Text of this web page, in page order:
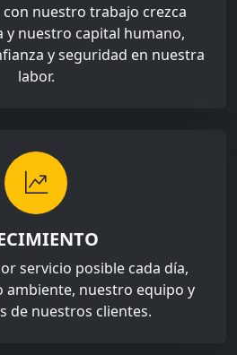
nuestro trabajo crezca
y nuestro capital humano,
y seguridad en nuestra
labor.
servicio posible cada día,
ambiente, nuestro equipo y
de nuestros clientes.